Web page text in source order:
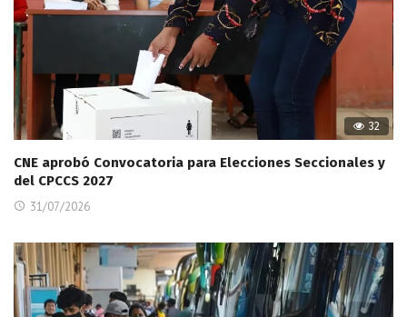
32
CNE aprobó Convocatoria para Elecciones Seccionales y
del CPCCS 2027
31/07/2026